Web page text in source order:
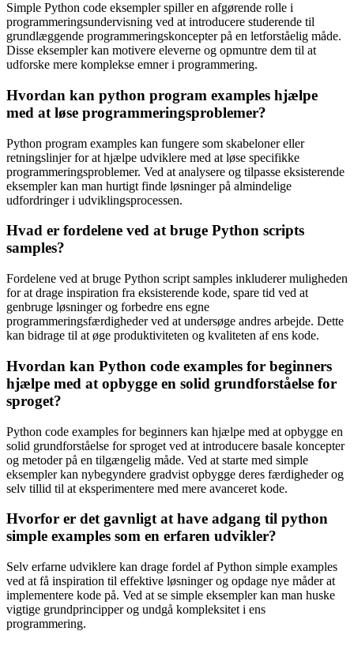
Simple Python code eksempler spiller en afgørende rolle i
programmeringsundervisning ved at introducere studerende til
grundlæggende programmeringskoncepter på en letforståelig måde.
Disse eksempler kan motivere eleverne og opmuntre dem til at
udforske mere komplekse emner i programmering.
Hvordan kan python program examples hjælpe
med at løse programmeringsproblemer?
Python program examples kan fungere som skabeloner eller
retningslinjer for at hjælpe udviklere med at løse specifikke
programmeringsproblemer. Ved at analysere og tilpasse eksisterende
eksempler kan man hurtigt finde løsninger på almindelige
udfordringer i udviklingsprocessen.
Hvad er fordelene ved at bruge Python scripts
samples?
Fordelene ved at bruge Python script samples inkluderer muligheden
for at drage inspiration fra eksisterende kode, spare tid ved at
genbruge løsninger og forbedre ens egne
programmeringsfærdigheder ved at undersøge andres arbejde. Dette
kan bidrage til at øge produktiviteten og kvaliteten af ens kode.
Hvordan kan Python code examples for beginners
hjælpe med at opbygge en solid grundforståelse for
sproget?
Python code examples for beginners kan hjælpe med at opbygge en
solid grundforståelse for sproget ved at introducere basale koncepter
og metoder på en tilgængelig måde. Ved at starte med simple
eksempler kan nybegyndere gradvist opbygge deres færdigheder og
selv tillid til at eksperimentere med mere avanceret kode.
Hvorfor er det gavnligt at have adgang til python
simple examples som en erfaren udvikler?
Selv erfarne udviklere kan drage fordel af Python simple examples
ved at få inspiration til effektive løsninger og opdage nye måder at
implementere kode på. Ved at se simple eksempler kan man huske
vigtige grundprincipper og undgå kompleksitet i ens
programmering.